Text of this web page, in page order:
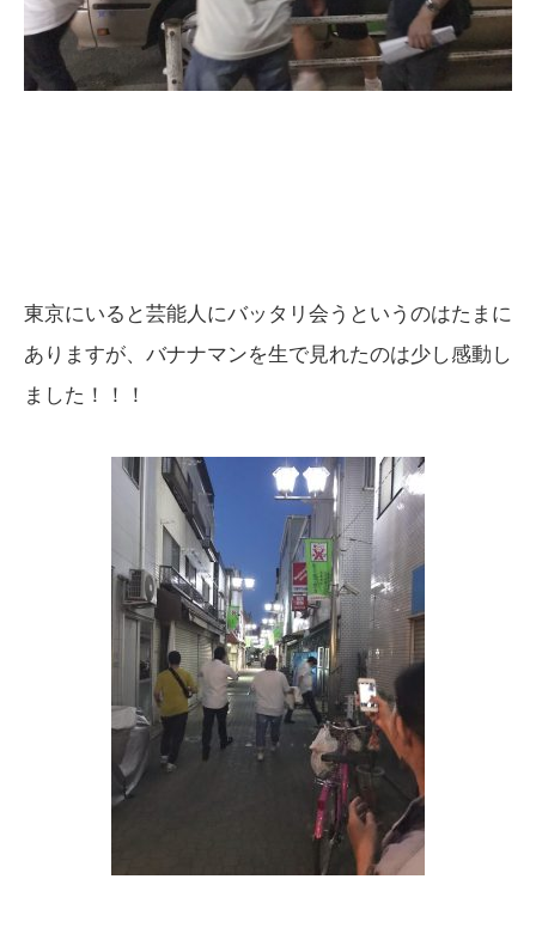
東京にいると芸能人にバッタリ会うというのはたまに
ありますが、バナナマンを生で見れたのは少し感動し
ました！！！